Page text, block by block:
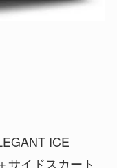
ICE
サイドスカート